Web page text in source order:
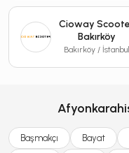
Cioway
Bakırköy
Bakırköy / İstanbul
Başmakçı Bayat